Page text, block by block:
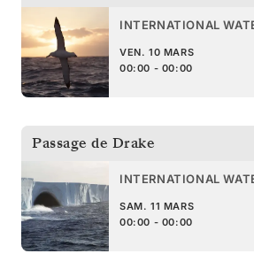
INTERNATIONAL
VEN. 10 MARS
00:00 - 00:00
Passage de Drake
INTERNATIONAL
SAM. 11 MARS
00:00 - 00:00